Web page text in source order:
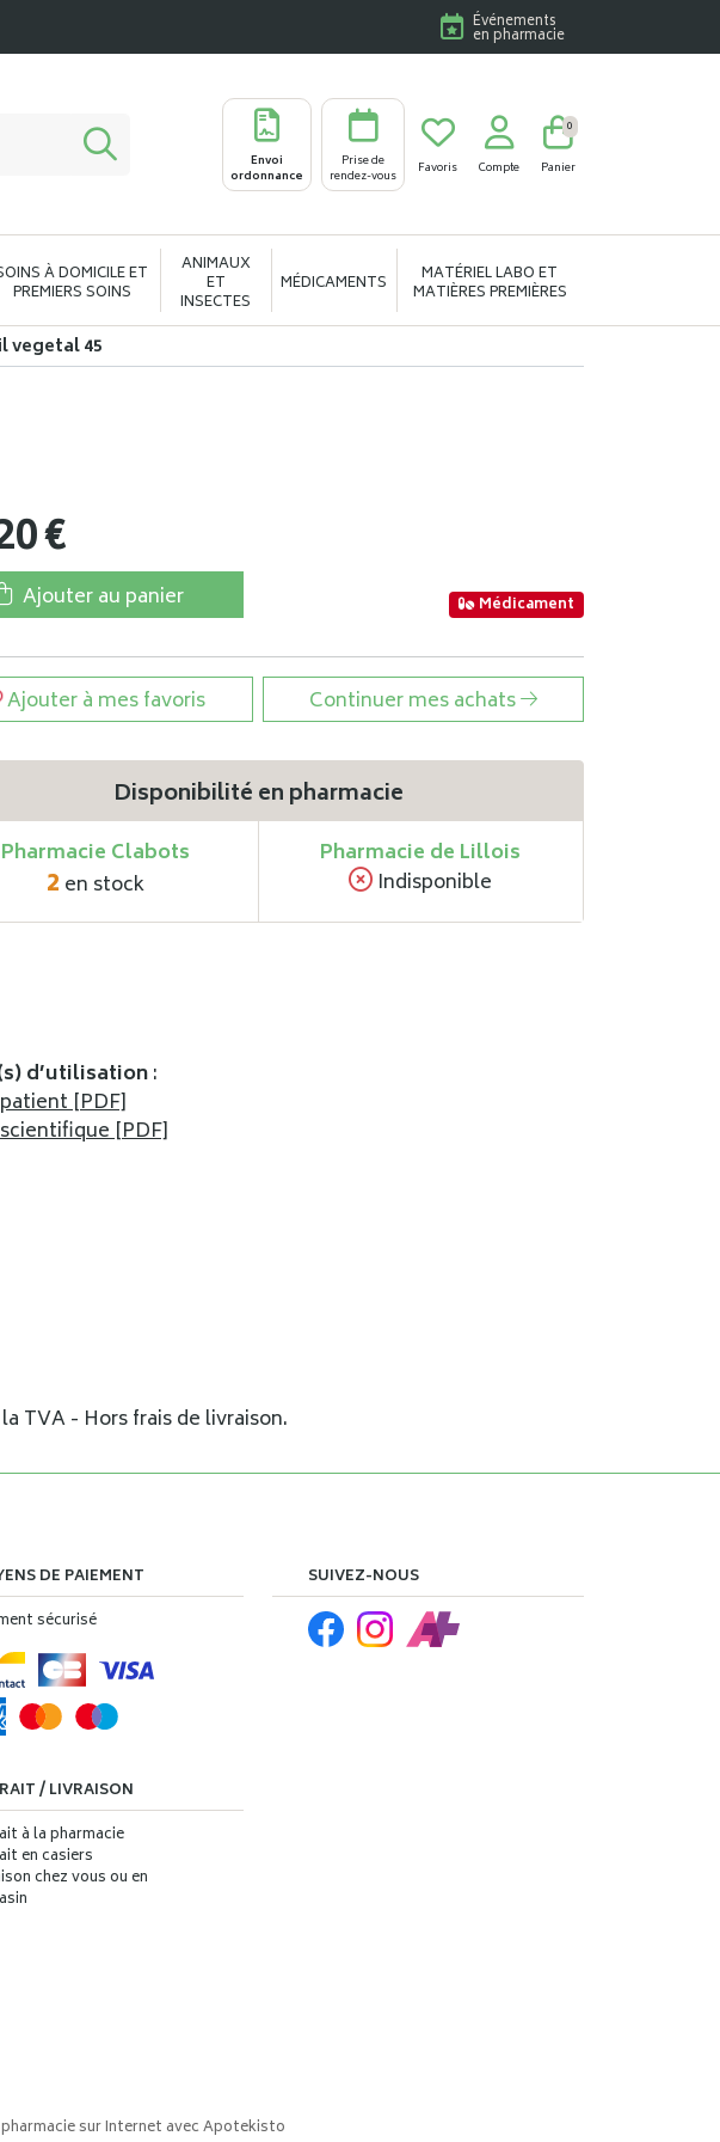
Événements
en pharmacie
Envoi
ordonnance
Prise de
rendez-vous
Favoris Compte Panier
0
À DOMICILE ET
PREMIERS SOINS
ANIMAUX
ET
INSECTES
MÉDICAMENTS MATÉRIEL LABO ET
MATIÈRES PREMIÈRES
vegetal 45
€
Ajouter au panier Médicament
Ajouter à mes favoris Continuer mes achats
Disponibilité en pharmacie
Pharmacie Clabots
2 en stock
Pharmacie de Lillois
Indisponible
d’utilisation:
[PDF]
[PDF]
TVA - Hors frais de livraison.
DE PAIEMENT
sécurisé
/ LIVRAISON
à la pharmacie
en casiers
chez vous ou en
SUIVEZ-NOUS
sur Internet avecApotekisto